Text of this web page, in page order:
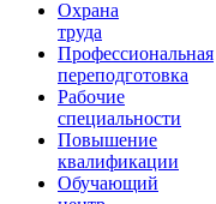
Ориентир охраны труда
Охрана
труда
Профессиональная
переподготовка
Рабочие
специальности
Повышение
квалификации
Обучающий